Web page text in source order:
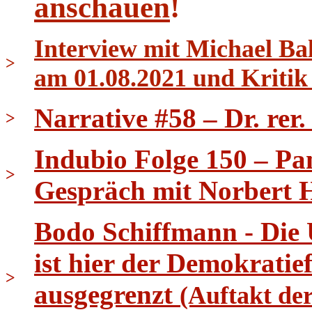
anschauen!
>
Interview mit Michael
am 01.08.2021 und Kritik
> Narrative #58 – Dr.
>
Indubio Folge 150 –
Gespräch mit Norbert
>
Bodo Schiffmann -
ist hier der
ausgegrenzt (Auftakt